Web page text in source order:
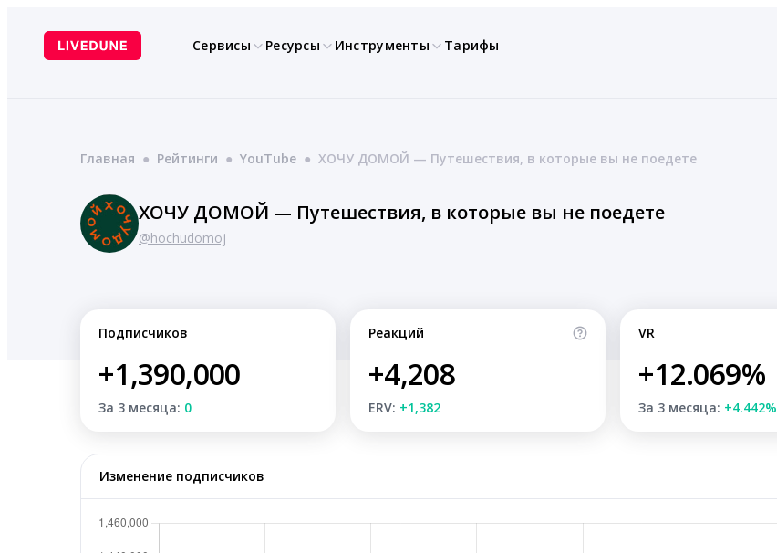
содержимому
Сервисы Ресурсы Инструменты Тарифы
Главная ● Рейтинги ● YouTube ● ХОЧУ ДОМОЙ — Путешествия, в которые вы не поедете
ХОЧУ ДОМОЙ — Путешествия, в которые вы не поедете
@hochudomoj
Подписчиков
+1,390,000
За 3 месяца: 0
Реакций
+4,208
ERV: +1,382
VR
+12.069%
За 3 месяца: +4.442%
Изменение подписчиков